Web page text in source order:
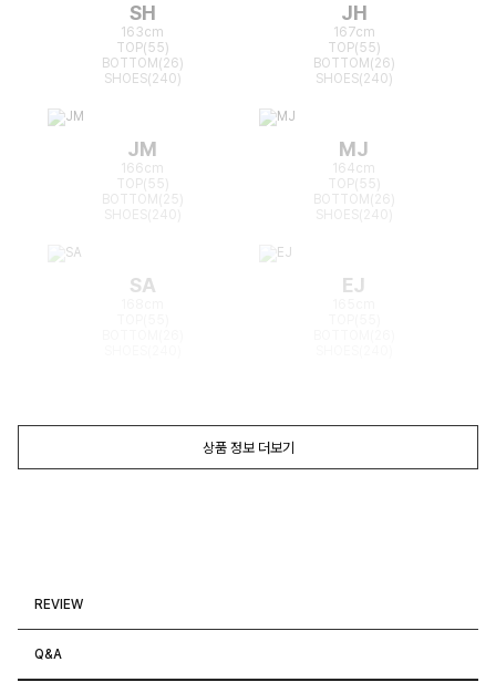
SH
163cm
TOP(55)
BOTTOM(26)
SHOES(240)
JH
167cm
TOP(55)
BOTTOM(26)
SHOES(240)
JM
166cm
TOP(55)
BOTTOM(25)
MJ
164cm
TOP(55)
BOTTOM(26)
SA EJ
상품 정보 더보기
REVIEW
Q&A